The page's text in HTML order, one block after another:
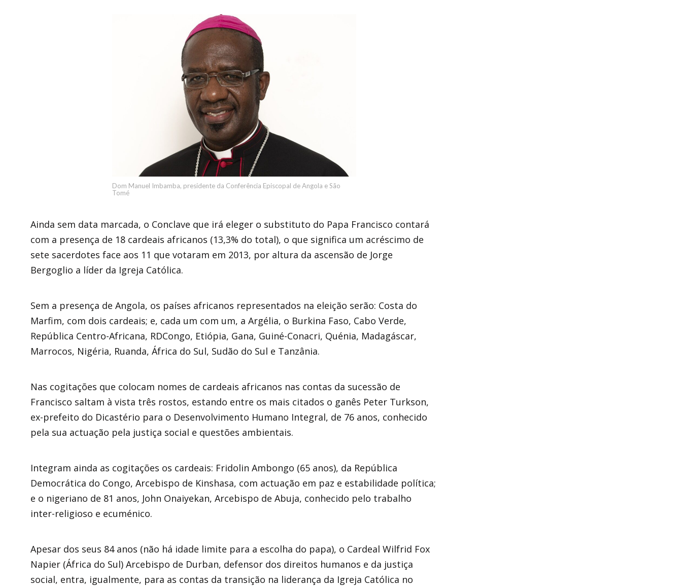
Dom Manuel Imbamba, presidente da Conferência Episcopal de Angola e São
Tomé
Ainda sem data marcada, o Conclave que irá eleger o substituto do Papa Francisco contará
com a presença de 18 cardeais africanos (13,3% do total), o que significa um acréscimo de
sete sacerdotes face aos 11 que votaram em 2013, por altura da ascensão de Jorge
Bergoglio a líder da Igreja Católica.
Sem a presença de Angola, os países africanos representados na eleição serão: Costa do
Marfim, com dois cardeais; e, cada um com um, a Argélia, o Burkina Faso, Cabo Verde,
República Centro-Africana, RDCongo, Etiópia, Gana, Guiné-Conacri, Quénia, Madagáscar,
Marrocos, Nigéria, Ruanda, África do Sul, Sudão do Sul e Tanzânia.
Nas cogitações que colocam nomes de cardeais africanos nas contas da sucessão de
Francisco saltam à vista três rostos, estando entre os mais citados o ganês Peter Turkson,
ex-prefeito do Dicastério para o Desenvolvimento Humano Integral, de 76 anos, conhecido
pela sua actuação pela justiça social e questões ambientais.
Integram ainda as cogitações os cardeais: Fridolin Ambongo (65 anos), da República
Democrática do Congo, Arcebispo de Kinshasa, com actuação em paz e estabilidade política;
e o nigeriano de 81 anos, John Onaiyekan, Arcebispo de Abuja, conhecido pelo trabalho
inter-religioso e ecuménico.
Apesar dos seus 84 anos (não há idade limite para a escolha do papa), o Cardeal Wilfrid Fox
Napier (África do Sul) Arcebispo de Durban, defensor dos direitos humanos e da justiça
social, entra, igualmente, para as contas da transição na liderança da Igreja Católica no